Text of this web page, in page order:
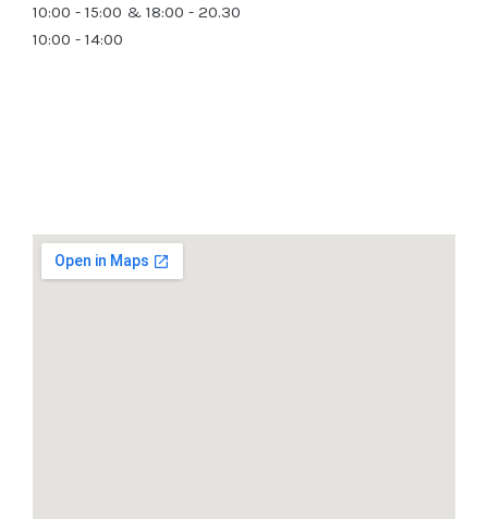
10:00 - 15:00 & 18:00 - 20.30
10:00 - 14:00